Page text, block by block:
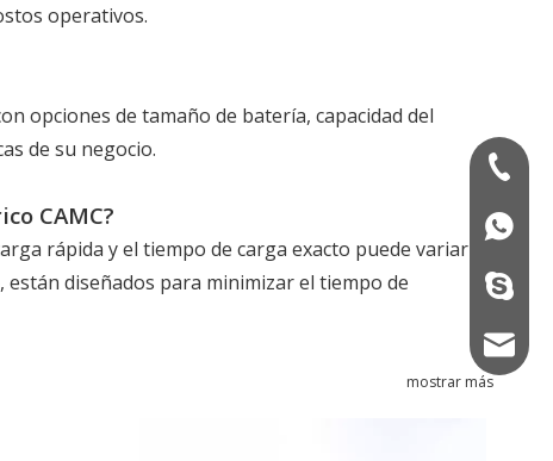
operativos.
opciones de tamaño de batería, capacidad del
de su negocio.
CAMC?
rápida y el tiempo de carga exacto puede variar
diseñados para minimizar el tiempo de
mostrar más
+86-